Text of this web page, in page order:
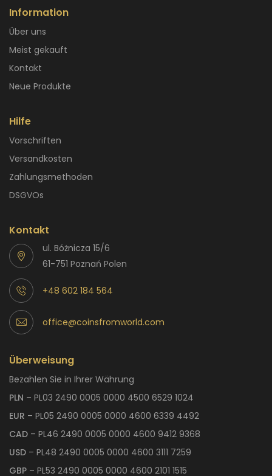
Information
Über uns
Meist gekauft
Kontakt
Neue Produkte
Hilfe
Vorschriften
Versandkosten
Zahlungsmethoden
DSGVOs
Kontakt
ul. Bóżnicza 15/6
61-751 Poznań Polen
+48 602 184 564
office@coinsfromworld.com
Überweisung
Bezahlen Sie in Ihrer Währung
PLN – PL03 2490 0005 0000 4500 6529 1024
EUR – PL05 2490 0005 0000 4600 6339 4492
CAD – PL46 2490 0005 0000 4600 9412 9368
USD – PL48 2490 0005 0000 4600 3111 7259
GBP – PL53 2490 0005 0000 4600 2101 1515